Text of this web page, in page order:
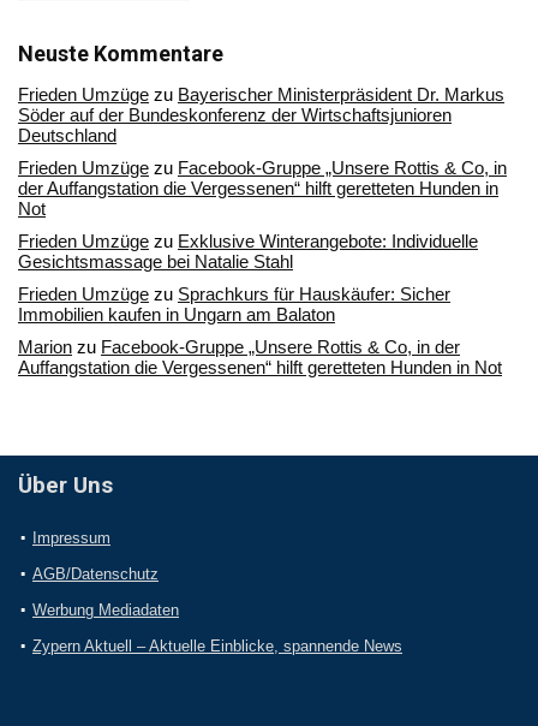
Archiv
Neuste Kommentare
Frieden Umzüge zu Bayerischer Ministerpräsident Dr. Markus
Söder auf der Bundeskonferenz der Wirtschaftsjunioren
Deutschland
Frieden Umzüge zu Facebook-Gruppe „Unsere Rottis & Co, in
der Auffangstation die Vergessenen“ hilft geretteten Hunden in
Not
Frieden Umzüge zu Exklusive Winterangebote: Individuelle
Gesichtsmassage bei Natalie Stahl
Frieden Umzüge zu Sprachkurs für Hauskäufer: Sicher
Immobilien kaufen in Ungarn am Balaton
Marion zu Facebook-Gruppe „Unsere Rottis & Co, in der
Auffangstation die Vergessenen“ hilft geretteten Hunden in Not
Über Uns
Impressum
AGB/Datenschutz
Werbung Mediadaten
Zypern Aktuell – Aktuelle Einblicke, spannende News